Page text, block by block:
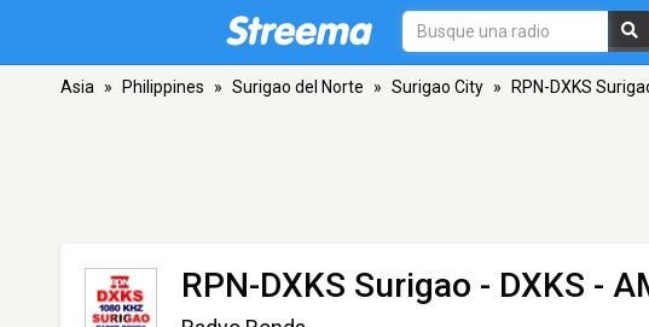
Asia » Philippines » Surigao del Norte » Surigao City » RPN-DXKS
RPN-DXKS Surigao - DXKS -